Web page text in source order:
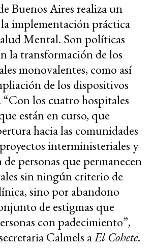
Buenos Aires realiza un
implementación práctica
Mental. Son políticas
la transformación de los
monovalentes, como así
de los dispositivos
los cuatro hospitales
están en curso, que
hacia las comunidades
interministeriales y
personas que permanecen
sin ningún criterio de
sino por abandono
de estigmas que
con padecimiento”,
Calmels aEl Cohete.